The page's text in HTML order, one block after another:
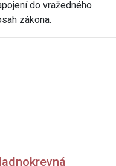
do vražedného
zákona.